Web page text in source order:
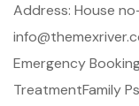
Address: House
Emergency
TreatmentFamily